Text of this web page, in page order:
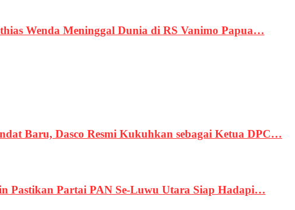
Wenda Meninggal Dunia di RS Vanimo Papua…
Baru, Dasco Resmi Kukuhkan sebagai Ketua DPC…
Pastikan Partai PAN Se-Luwu Utara Siap Hadapi…